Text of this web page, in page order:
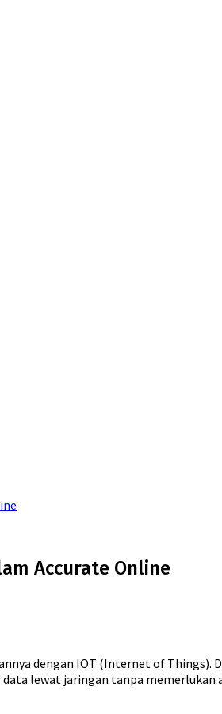
Accurate Online
dengan IOT (Internet of Things).
lewat jaringan tanpa memerlukan